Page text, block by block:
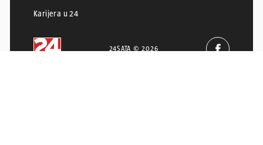
Karijera u 24
24SATA © 2026